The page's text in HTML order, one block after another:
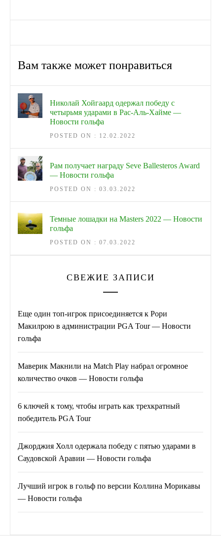
Вам также может понравиться
Николай Хойгаард одержал победу с
четырьмя ударами в Рас-Аль-Хайме —
Новости гольфа
POSTED ON : 12.02.2022
Рам получает награду Seve Ballesteros Award
— Новости гольфа
POSTED ON : 03.03.2022
Темные лошадки на Masters 2022 — Новости
гольфа
POSTED ON : 07.03.2022
СВЕЖИЕ ЗАПИСИ
Еще один топ-игрок присоединяется к Рори
Макилрою в администрации PGA Tour — Новости
гольфа
Маверик Макнили на Match Play набрал огромное
количество очков — Новости гольфа
6 ключей к тому, чтобы играть как трехкратный
победитель PGA Tour
Джорджия Холл одержала победу с пятью ударами в
Саудовской Аравии — Новости гольфа
Лучший игрок в гольф по версии Коллина Морикавы
— Новости гольфа